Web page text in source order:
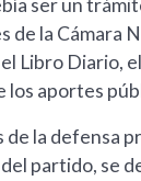
ser un
de la Cámara
Libro Diario,
aportes
de la defensa
partido, se